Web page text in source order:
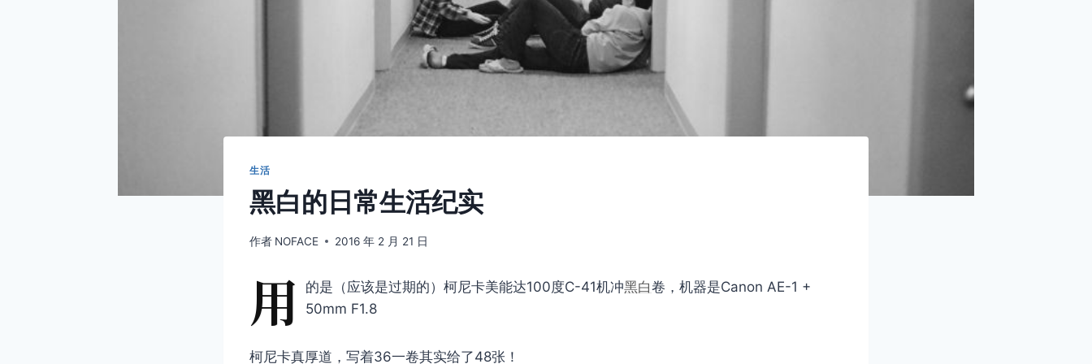
生活
黑白的日常生活纪实
作者 NOFACE 2016 年 2 月 21 日
用 的是（应该是过期的）柯尼卡美能达100度C-41机冲黑白卷，机器是Canon AE-1 +
50mm F1.8
柯尼卡真厚道，写着36一卷其实给了48张！